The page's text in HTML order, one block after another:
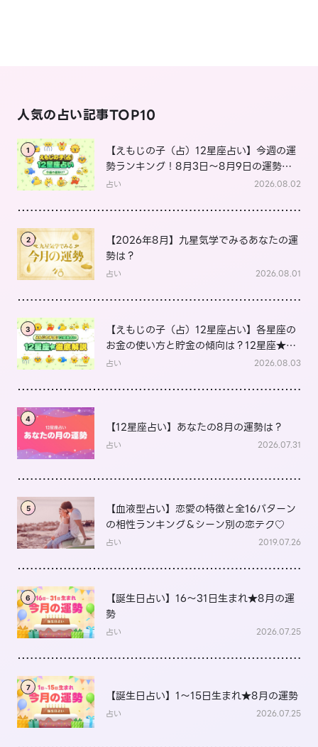
人気の占い記事TOP10
1
【えもじの子（占）12星座占い】今週の運
勢ランキング！8月3日～8月9日の運勢
は？
占い 2026.08.02
2
【2026年8月】九星気学でみるあなたの運
勢は？
占い 2026.08.01
3
【えもじの子（占）12星座占い】各星座の
お金の使い方と貯金の傾向は？12星座★徹
底解説
占い 2026.08.03
4
【12星座占い】あなたの8月の運勢は？
占い 2026.07.31
5
【血液型占い】恋愛の特徴と全16パターン
の相性ランキング＆シーン別の恋テク♡
占い 2019.07.26
6
【誕生日占い】16～31日生まれ★8月の運
勢
占い 2026.07.25
7
【誕生日占い】1～15日生まれ★8月の運勢
占い 2026.07.25